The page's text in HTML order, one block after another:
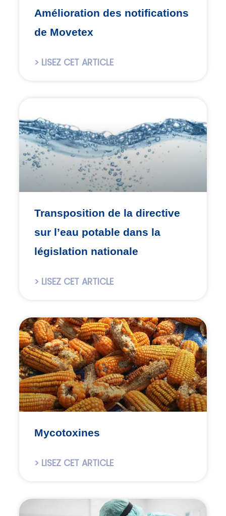
Amélioration des notifications
de Movetex
> LISEZ CET ARTICLE
Transposition de la directive
sur l’eau potable dans la
législation nationale
> LISEZ CET ARTICLE
Mycotoxines
> LISEZ CET ARTICLE